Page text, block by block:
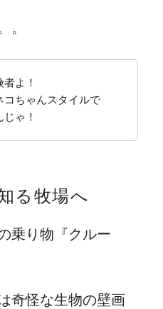
。
よ！
コちゃんスタイルで
ゃ！
る牧場へ
乗り物『クルー
奇怪な生物の壁画